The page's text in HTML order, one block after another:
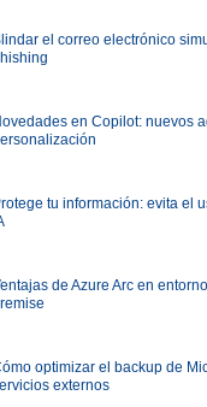
el correo electrónico
en Copilot: nuevos
tu información: evita el
de Azure Arc en
optimizar el backup de
externos